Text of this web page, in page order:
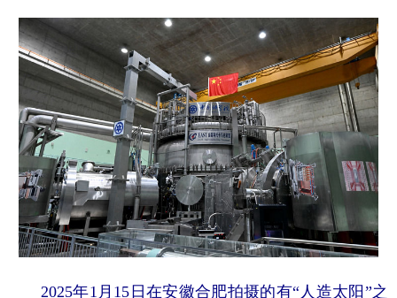
2025年1月15日在安徽合肥拍摄的有“人造太阳”之